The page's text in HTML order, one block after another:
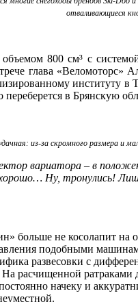
отваливающиеся
800 см³ с
глава
институту
в Брянскую
из‑за скромного размера и
вариатора – в
Ну, тронулись!
больше не косолапит на
подобными
развесовки с
На расчищенной
начеку и